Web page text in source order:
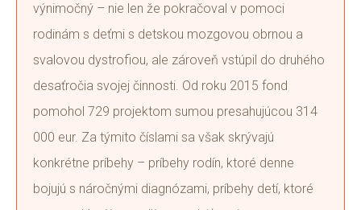
výnimočný – nie len že pokračoval v pomoci
rodinám s deťmi s detskou mozgovou obrnou a
svalovou dystrofiou, ale zároveň vstúpil do druhého
desaťročia svojej činnosti. Od roku 2015 fond
pomohol 729 projektom sumou presahujúcou 314
000 eur. Za týmito číslami sa však skrývajú
konkrétne príbehy – príbehy rodín, ktoré denne
bojujú s náročnými diagnózami, príbehy detí, ktoré